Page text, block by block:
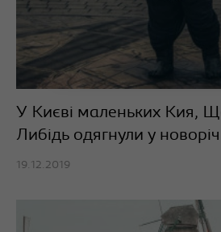
У Києві маленьких Кия,
Либідь одягнули у
19.12.2019